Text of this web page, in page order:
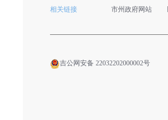
相关链接 市州政府网站
吉公网安备 22032202000002号